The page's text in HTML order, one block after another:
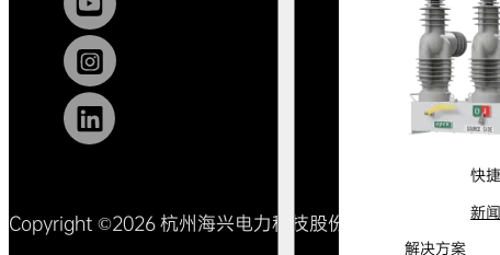
快
新闻
解决方案
Copyright ©2026 杭州海兴电力科技股份有限公司 All